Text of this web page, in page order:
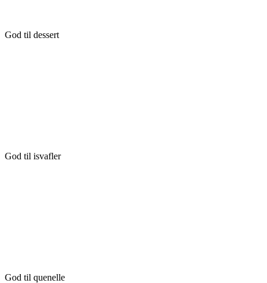
God til dessert
God til isvafler
God til quenelle